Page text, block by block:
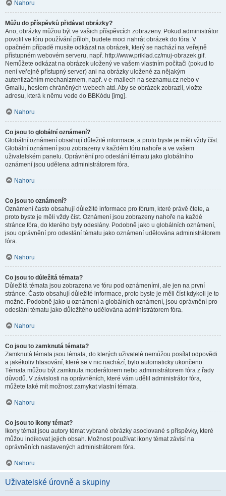
Nahoru
Můžu do příspěvků přidávat obrázky?
Ano, obrázky můžou být ve vašich příspěvcích zobrazeny. Pokud administrátor
povolil ve fóru používání příloh, budete moci nahrát obrázek do fóra. V
opačném případě musíte odkázat na obrázek, který se nachází na veřejně
přístupném webovém serveru, např. http://www.priklad.cz/muj-obrazek.gif.
Nemůžete odkázat na obrázek uložený ve vašem vlastním počítači (pokud to
není veřejně přístupný server) ani na obrázky uložené za nějakým
autentizačním mechanizmem, např. v e-mailech na seznamu.cz nebo v
Gmailu, heslem chráněných webech atd. Aby se obrázek zobrazil, vložte
adresu, která k němu vede do BBKódu [img].
Nahoru
Co jsou to globální oznámení?
Globální oznámení obsahují důležité informace, a proto byste je měli vždy číst.
Globální oznámení jsou zobrazeny v každém fóru nahoře a ve vašem
uživatelském panelu. Oprávnění pro odeslání tématu jako globálního
oznámení jsou udělena administrátorem fóra.
Nahoru
Co jsou to oznámení?
Oznámení často obsahují důležité informace pro fórum, které právě čtete, a
proto byste je měli vždy číst. Oznámení jsou zobrazeny nahoře na každé
stránce fóra, do kterého byly odeslány. Podobně jako u globálních oznámení,
jsou oprávnění pro odeslání tématu jako oznámení udělována administrátorem
fóra.
Nahoru
Co jsou to důležitá témata?
Důležitá témata jsou zobrazena ve fóru pod oznámeními, ale jen na první
stránce. Často obsahují důležité informace, proto byste je měli číst kdykoli je to
možné. Podobně jako u oznámení a globálních oznámení, jsou oprávnění pro
odeslání tématu jako důležitého udělována administrátorem fóra.
Nahoru
Co jsou to zamknutá témata?
Zamknutá témata jsou témata, do kterých uživatelé nemůžou posílat odpovědi
a jakékoliv hlasování, které se v nic nachází, bylo automaticky ukončeno.
Témata můžou být zamknuta moderátorem nebo administrátorem fóra z řady
důvodů. V závislosti na oprávněních, které vám udělil administrátor fóra,
můžete také mít možnost zamykat vlastní témata.
Nahoru
Co jsou to ikony témat?
Ikony témat jsou autory témat vybrané obrázky asociované s příspěvky, které
můžou indikovat jejich obsah. Možnost používat ikony témat závisí na
oprávněních nastavených administrátorem fóra.
Nahoru
Uživatelské úrovně a skupiny